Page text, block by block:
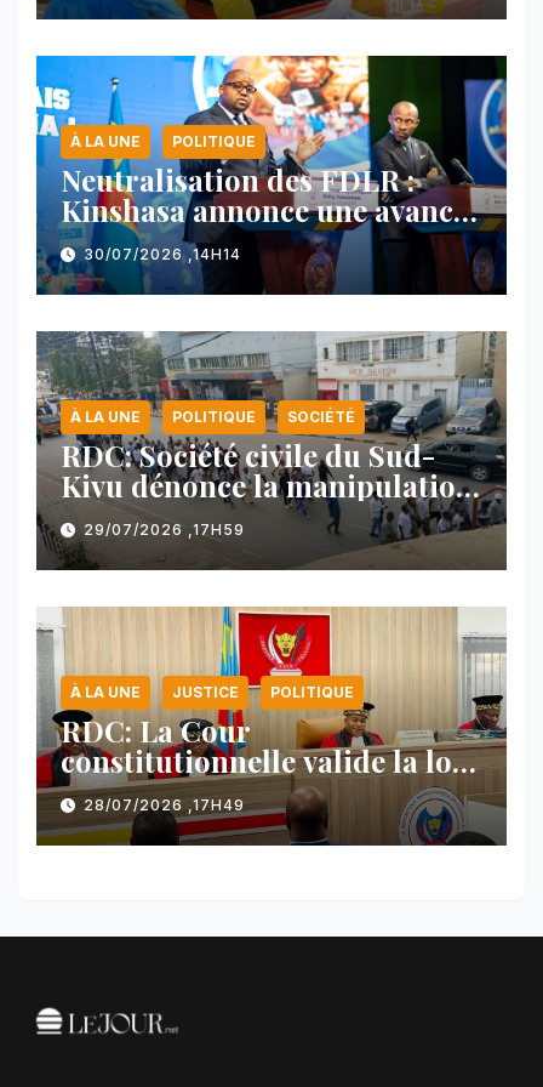
À LA UNE POLITIQUE
Neutralisation des FDLR :
Kinshasa annonce une avancée
majeure et maintient sa ligne
face au Rwanda
30/07/2026 ,14H14
À LA UNE POLITIQUE SOCIÉTÉ
RDC: Société civile du Sud-
Kivu dénonce la manipulation
des manifestations par
l’AFC/M23
29/07/2026 ,17H59
À LA UNE JUSTICE POLITIQUE
RDC: La Cour
constitutionnelle valide la loi
référendaire sous réserves de
plusieurs dispositions
28/07/2026 ,17H49